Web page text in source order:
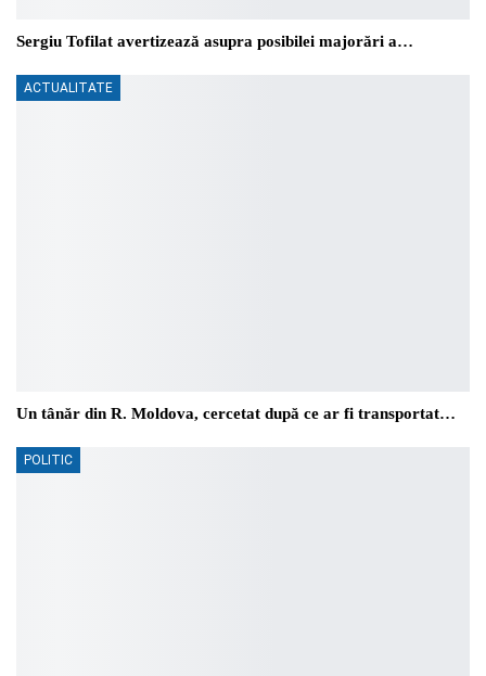
Sergiu Tofilat avertizează asupra posibilei majorări a…
ACTUALITATE
Un tânăr din R. Moldova, cercetat după ce ar fi transportat…
POLITIC